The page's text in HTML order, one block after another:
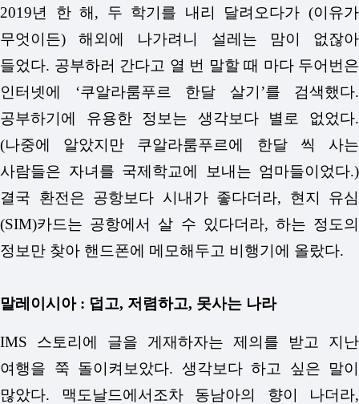
2019년 한 해, 두 학기를 내리 달려오다가 (이유가
무엇이든) 해외에 나가려니 설레는 맘이 없잖아
들었다. 공부하러 간다고 열 번 말할 때 마다 두어번은
인터넷에 ‘쿠알라룸푸르 한달 살기’를 검색했다.
공부하기에 유용한 정보는 생각보다 별로 없었다.
(나중에 알았지만 쿠알라룸푸르에 한달 씩 사는
사람들은 자녀를 국제학교에 보내는 엄마들이었다.)
결국 환전은 공항보다 시내가 좋다더라, 현지 유심
(SIM)카드는 공항에서 살 수 있다더라, 하는 정도의
정보만 찾아 핸드폰에 메모해두고 비행기에 올랐다.
말레이시아 : 덥고, 저렴하고, 못사는 나라
IMS 스토리에 글을 게재하자는 제의를 받고 지난
여행을 쭉 돌이켜보았다. 생각보다 하고 싶은 말이
많았다. 맥도날드에서조차 동남아의 향이 나더라,